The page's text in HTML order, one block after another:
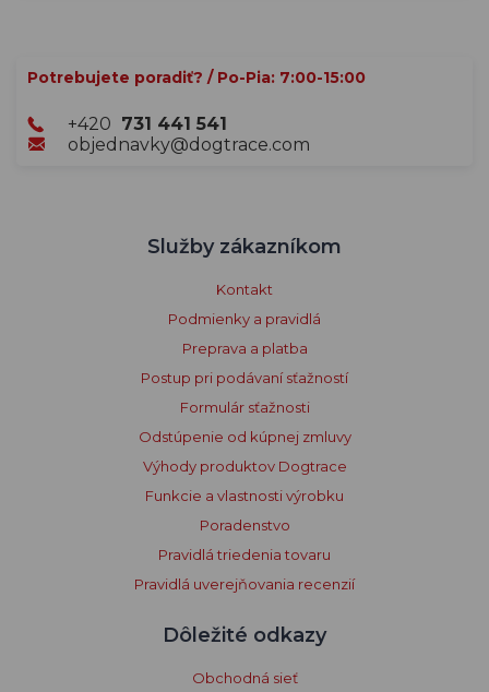
Potrebujete poradiť? / Po-Pia: 7:00-15:00
+420 731 441 541
objednavky@dogtrace.com
Služby zákazníkom
Kontakt
Podmienky a pravidlá
Preprava a platba
Postup pri podávaní sťažností
Formulár sťažnosti
Odstúpenie od kúpnej zmluvy
Výhody produktov Dogtrace
Funkcie a vlastnosti výrobku
Poradenstvo
Pravidlá triedenia tovaru
Pravidlá uverejňovania recenzií
Dôležité odkazy
Obchodná sieť